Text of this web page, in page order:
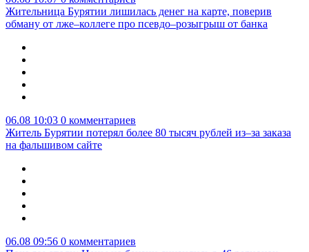
Жительница Бурятии лишилась денег на карте, поверив
обману от лже–коллеге про псевдо–розыгрыш от банка
06.08 10:03 0 комментариев
Житель Бурятии потерял более 80 тысяч рублей из–за заказа
на фальшивом сайте
06.08 09:56 0 комментариев